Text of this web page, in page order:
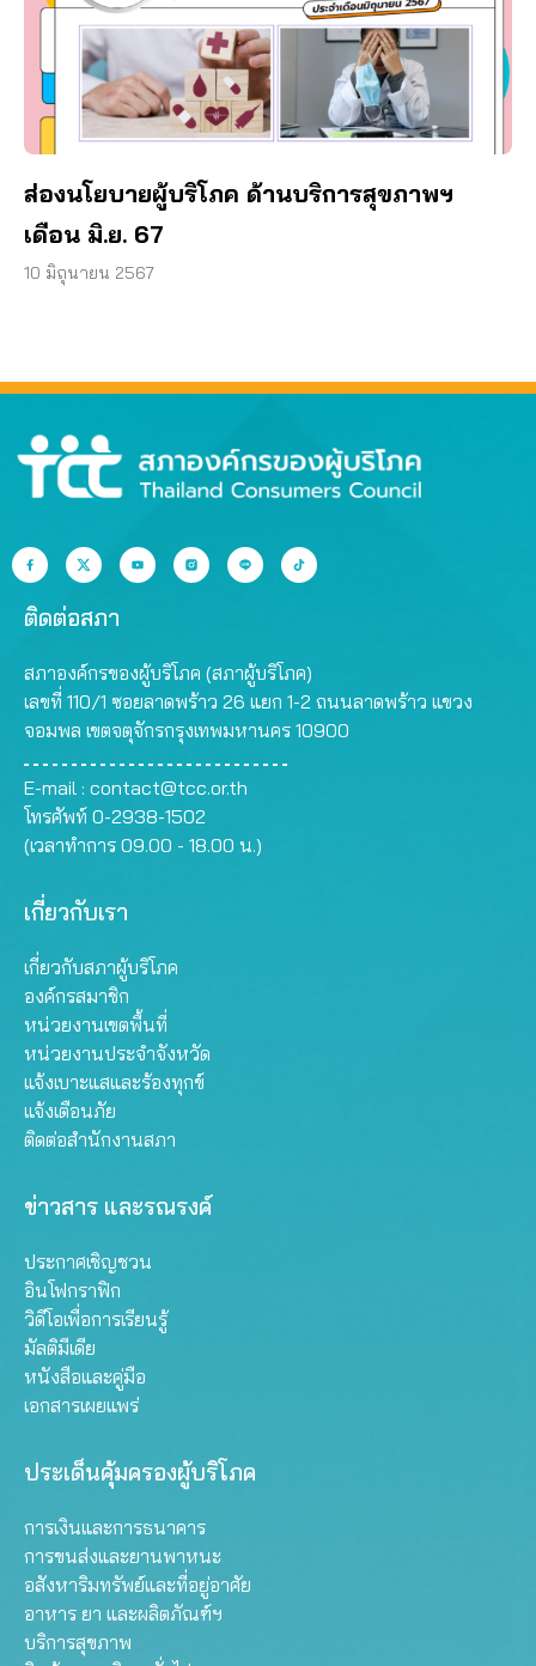
ส่องนโยบายผู้บริโภค ด้านบริการสุขภาพฯ
เดือน มิ.ย. 67
10 มิถุนายน 2567
ติดต่อสภา
สภาองค์กรของผู้บริโภค (สภาผู้บริโภค)
เลขที่ 110/1 ซอยลาดพร้าว 26 แยก 1-2 ถนนลาดพร้าว แขวง
จอมพล เขตจตุจักรกรุงเทพมหานคร 10900
E-mail : contact@tcc.or.th
โทรศัพท์ 0-2938-1502
(เวลาทำการ 09.00 - 18.00 น.)
เกี่ยวกับเรา
เกี่ยวกับสภาผู้บริโภค
องค์กรสมาชิก
หน่วยงานเขตพื้นที่
หน่วยงานประจำจังหวัด
แจ้งเบาะแสและร้องทุกข์
แจ้งเตือนภัย
ติดต่อสำนักงานสภา
ข่าวสาร และรณรงค์
ประกาศเชิญชวน
อินโฟกราฟิก
วิดีโอเพื่อการเรียนรู้
มัลติมีเดีย
หนังสือและคู่มือ
เอกสารเผยแพร่
ประเด็นคุ้มครองผู้บริโภค
การเงินและการธนาคาร
การขนส่งและยานพาหนะ
อสังหาริมทรัพย์และที่อยู่อาศัย
อาหาร ยา และผลิตภัณฑ์ฯ
บริการสุขภาพ